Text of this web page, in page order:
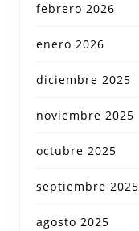
febrero 2026
enero 2026
diciembre 2025
noviembre 2025
octubre 2025
septiembre 2025
agosto 2025